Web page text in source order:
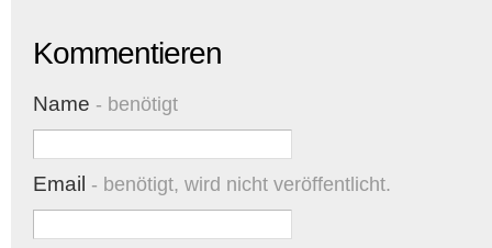
Kommentieren
Name - benötigt
Email - benötigt, wird nicht veröffentlicht.